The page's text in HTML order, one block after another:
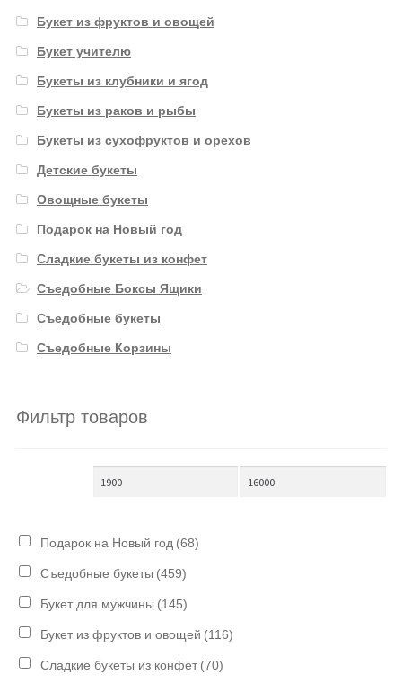
Букет из фруктов и овощей
Букет учителю
Букеты из клубники и ягод
Букеты из раков и рыбы
Букеты из сухофруктов и орехов
Детские букеты
Овощные букеты
Подарок на Новый год
Сладкие букеты из конфет
Съедобные Боксы Ящики
Съедобные букеты
Съедобные Корзины
Фильтр товаров
Подарок на Новый год (68)
Съедобные букеты (459)
Букет для мужчины (145)
Букет из фруктов и овощей (116)
Сладкие букеты из конфет (70)